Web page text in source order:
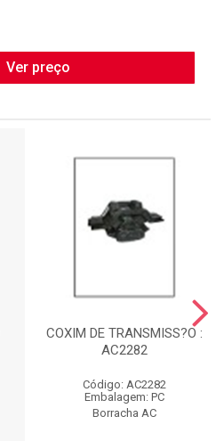
Ver preço
COXIM DE TRANSMISS?O :
AC2282
Código: AC2282
Embalagem: PC
Borracha AC